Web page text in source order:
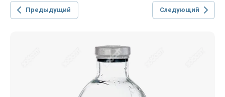
Предыдущий Следующий